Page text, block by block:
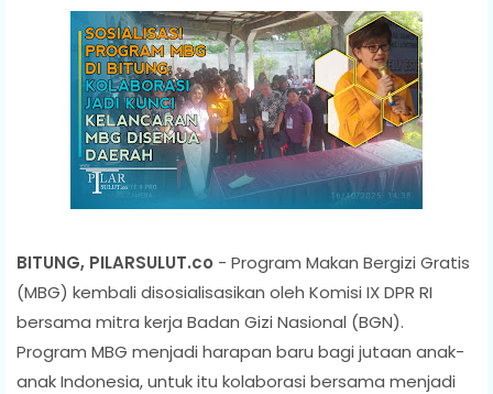
BITUNG, PILARSULUT.co - Program Makan Bergizi Gratis
(MBG) kembali disosialisasikan oleh Komisi IX DPR RI
bersama mitra kerja Badan Gizi Nasional (BGN).
Program MBG menjadi harapan baru bagi jutaan anak-
anak Indonesia, untuk itu kolaborasi bersama menjadi